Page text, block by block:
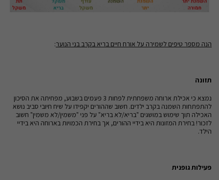
הנה מספר טיפים לשמירה על אורח חיים בריא בקרב בני הנוער:
תזונה
נמצא כי אכילת ארוחה משפחתית לפחות 3 פעמים בשבוע, מפחיתה את הסיכון
להתפתחות השמנה בקרב ילדים. חשוב שההורים יקפידו על שיח חיובי סביב נושא
האכילה תוך שימוש במושגים "בריא/לא בריא" על פני "משמין/לא משמין" חשוב
לזכור! בחירת המזונות היא בידיי ההורים, אך בחירת הכמויות בארוחה היא בידיי
הילד.
פעילות גופנית